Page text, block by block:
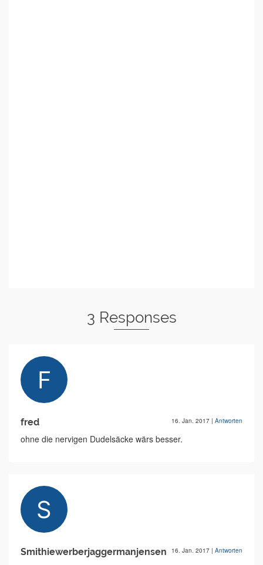
3 Responses
fred 16. Jan. 2017 | Antworten
ohne die nervigen Dudelsäcke wärs besser.
Smithiewerberjaggermanjensen 16. Jan. 2017 | Antworten